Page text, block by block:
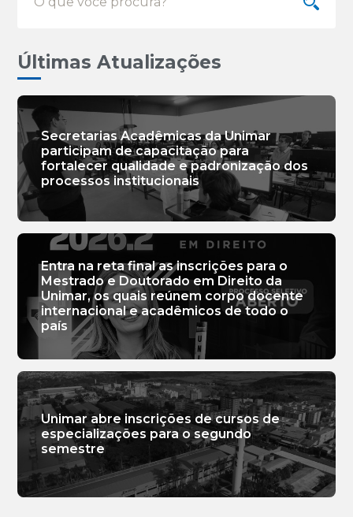
Últimas Atualizações
Secretarias Acadêmicas da Unimar
participam de capacitação para
fortalecer qualidade e padronização dos
processos institucionais
Entra na reta final as inscrições para o
Mestrado e Doutorado em Direito da
Unimar, os quais reúnem corpo docente
internacional e acadêmicos de todo o
país
Unimar abre inscrições de cursos de
especializações para o segundo
semestre